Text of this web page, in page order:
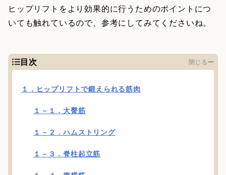
ヒップリフトをより効果的に行うためのポイントにつ
いても触れているので、参考にしてみてくださいね。
目次 閉じる
１．ヒップリフトで鍛えられる筋肉
１－１．大臀筋
１－２．ハムストリング
１－３．脊柱起立筋